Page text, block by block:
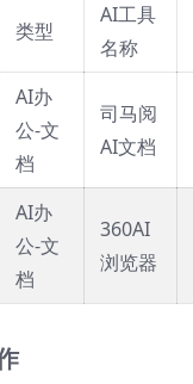
类型
AI工具
名称
AI办
公-文
档
司马阅
AI文档
AI办
公-文
档
360AI
浏览器